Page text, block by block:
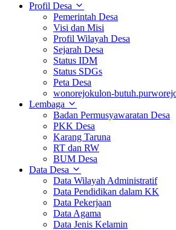
Profil Desa
Pemerintah Desa
Visi dan Misi
Profil Wilayah Desa
Sejarah Desa
Status IDM
Status SDGs
Peta Desa
wonorejokulon-
Lembaga
Badan Permusyawaratan Desa
PKK Desa
Karang Taruna
RT dan RW
BUM Desa
Data Desa
Data Wilayah Administratif
Data Pendidikan dalam KK
Data Pekerjaan
Data Agama
Data Jenis Kelamin